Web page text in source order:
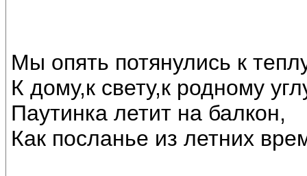
Мы опять потянулись к
К дому,к свету,к родному
Паутинка летит на балкон,
Как посланье из летних